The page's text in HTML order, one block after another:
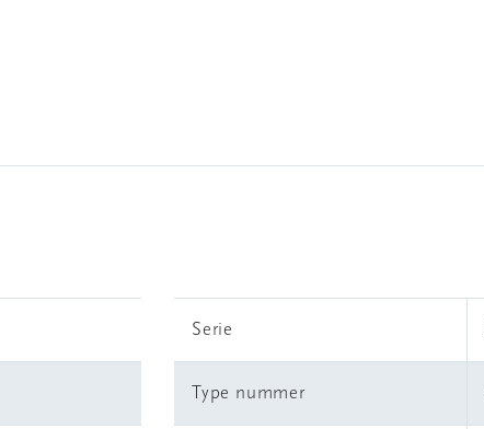
Serie
Type nummer